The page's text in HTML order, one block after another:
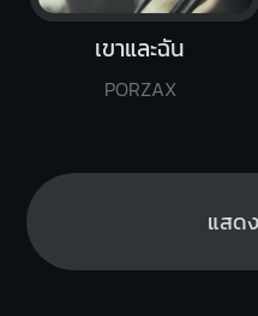
เขาและฉัน
PORZAX
แสด